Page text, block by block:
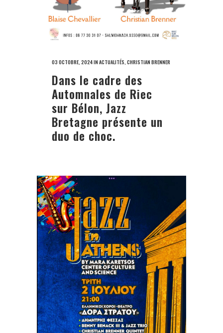
03 OCTOBRE, 2024IN ACTUALITÉS, CHRISTIAN BRENNER
Dans le cadre des
Automnales de Riec
sur Bélon, Jazz
Bretagne présente un
duo de choc.